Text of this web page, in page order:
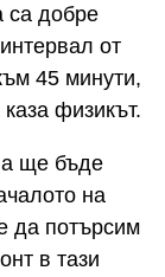
са добре
от
45 минути,
физикът.
ще бъде
на
да потърсим
в тази